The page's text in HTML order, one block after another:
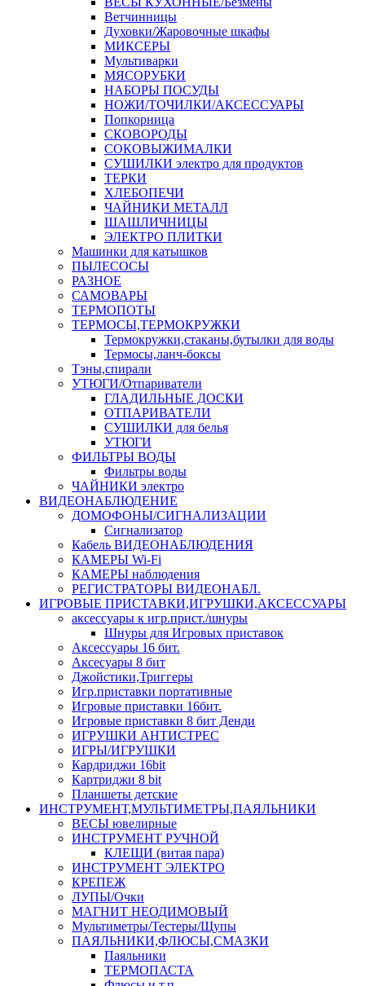
Ветчинницы
Духовки/Жаровочные шкафы
МИКСЕРЫ
Мультиварки
МЯСОРУБКИ
НАБОРЫ ПОСУДЫ
НОЖИ/ТОЧИЛКИ/АКСЕССУАРЫ
Попкорница
СКОВОРОДЫ
СОКОВЫЖИМАЛКИ
СУШИЛКИ электро для продуктов
ТЕРКИ
ХЛЕБОПЕЧИ
ЧАЙНИКИ МЕТАЛЛ
ШАШЛИЧНИЦЫ
ЭЛЕКТРО ПЛИТКИ
Машинки для катышков
ПЫЛЕСОСЫ
РАЗНОЕ
САМОВАРЫ
ТЕРМОПОТЫ
ТЕРМОСЫ,ТЕРМОКРУЖКИ
Термокружки,стаканы,бутылки для воды
Термосы,ланч-боксы
Тэны,спирали
УТЮГИ/Отпариватели
ГЛАДИЛЬНЫЕ ДОСКИ
ОТПАРИВАТЕЛИ
СУШИЛКИ для белья
УТЮГИ
ФИЛЬТРЫ ВОДЫ
Фильтры воды
ЧАЙНИКИ электро
ВИДЕОНАБЛЮДЕНИЕ
ДОМОФОНЫ/СИГНАЛИЗАЦИИ
Сигнализатор
Кабель ВИДЕОНАБЛЮДЕНИЯ
КАМЕРЫ Wi-Fi
КАМЕРЫ наблюдения
РЕГИСТРАТОРЫ ВИДЕОНАБЛ.
ИГРОВЫЕ ПРИСТАВКИ,ИГРУШКИ,АКСЕССУАРЫ
аксесcуары к игр.прист./шнуры
Шнуры для Игровых приставок
Аксессуары 16 бит.
Аксесуары 8 бит
Джойстики,Триггеры
Игр.приставки портативные
Игровые приставки 16бит.
Игровые приставки 8 бит Денди
ИГРУШКИ АНТИСТРЕС
ИГРЫ/ИГРУШКИ
Кардриджи 16bit
Картриджи 8 bit
Планшеты детские
ИНСТРУМЕНТ,МУЛЬТИМЕТРЫ,ПАЯЛЬНИКИ
ВЕСЫ ювелирные
ИНСТРУМЕНТ РУЧНОЙ
КЛЕЩИ (витая пара)
ИНСТРУМЕНТ ЭЛЕКТРО
КРЕПЕЖ
ЛУПЫ/Очки
МАГНИТ НЕОДИМОВЫЙ
Мультиметры/Тестеры/Щупы
ПАЯЛЬНИКИ,ФЛЮСЫ,СМАЗКИ
Паяльники
ТЕРМОПАСТА